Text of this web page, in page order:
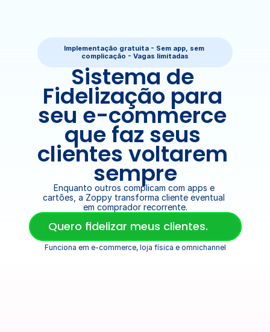
Implementação gratuita - Sem app, sem
complicação - Vagas limitadas
Sistema de
Fidelização para
seu e-commerce
que faz seus
clientes voltarem
sempre
Enquanto outros complicam com apps e
cartões, a Zoppy transforma cliente eventual
em comprador recorrente.
Quero fidelizar meus clientes.
Funciona em e-commerce, loja física e omnichannel